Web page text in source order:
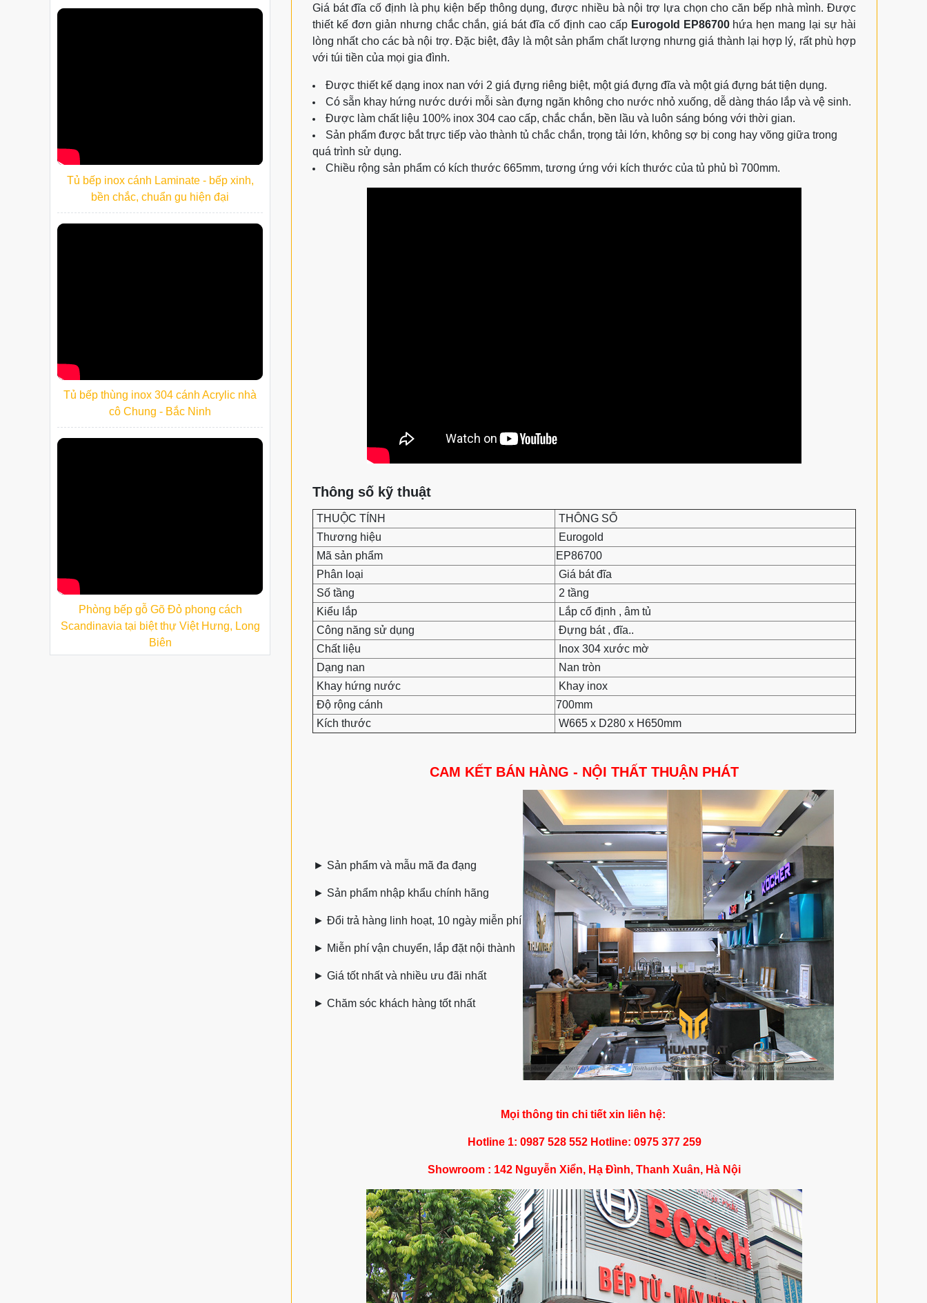
Giá bát đĩa cố định là phụ kiện bếp thông dụng, được nhiều bà nội trợ lựa chọn cho căn bếp nhà mình. Được
thiết kế đơn giản nhưng chắc chắn, giá bát đĩa cố định cao cấp Eurogold EP86700hứa hẹn mang lại sự hài
lòng nhất cho các bà nội trợ. Đặc biệt, đây là một sản phẩm chất lượng nhưng giá thành lại hợp lý, rất phù hợp
với túi tiền của mọi gia đình.
Được thiết kế dạng inox nan với 2 giá đựng riêng biệt, một giá đựng đĩa và một giá đựng bát tiện dụng.
Có sẵn khay hứng nước dưới mỗi sàn đựng ngăn không cho nước nhỏ xuống, dễ dàng tháo lắp và vệ sinh.
Được làm chất liệu 100% inox 304 cao cấp, chắc chắn, bền lầu và luôn sáng bóng với thời gian.
Sản phẩm được bắt trực tiếp vào thành tủ chắc chắn, trọng tải lớn, không sợ bị cong hay võng giữa trong
quá trình sử dụng.
Chiều rộng sản phẩm có kích thước 665mm, tương ứng với kích thước của tủ phủ bì 700mm.
Thông số kỹ thuật
THUỘC TÍNH
THÔNG SỐ
Thương hiệu
Eurogold
Mã sản phẩm
EP86700
Phân loại
Giá bát đĩa
Số tầng
2 tầng
Kiểu lắp
Lắp cố định , âm tủ
Công năng sử dụng
Đựng bát , đĩa..
Chất liệu
Inox 304 xước mờ
Dạng nan
Nan tròn
Khay hứng nước
Khay inox
Độ rộng cánh
700mm
Kích thước
W665 x D280 x H650mm
CAM KẾT BÁN HÀNG - NỘI THẤT THUẬN PHÁT
► Sản phẩm và mẫu mã đa đạng
► Sản phẩm nhập khẩu chính hãng
► Đổi trả hàng linh hoạt, 10 ngày miễn phí
► Miễn phí vận chuyển, lắp đặt nội thành
► Giá tốt nhất và nhiều ưu đãi nhất
► Chăm sóc khách hàng tốt nhất
Mọi thông tin chi tiết xin liên hệ:
Hotline 1: 0987 528 552 Hotline: 0975 377 259
Showroom : 142 Nguyễn Xiển, Hạ Đình, Thanh Xuân, Hà Nội
Tủ bếp inox cánh Laminate - bếp xinh,
bền chắc, chuẩn gu hiện đại
Tủ bếp thùng inox 304 cánh Acrylic nhà
cô Chung - Bắc Ninh
Phòng bếp gỗ Gõ Đỏ phong cách
Scandinavia tại biệt thự Việt Hưng, Long
Biên